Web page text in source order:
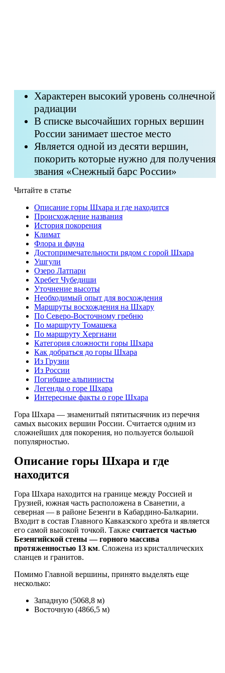
Характерен высокий уровень солнечной
радиации
В списке высочайших горных вершин
России занимает шестое место
Является одной из десяти вершин,
покорить которые нужно для получения
звания «Снежный барс России»
Читайте в статье
Описание горы Шхара и где находится
Происхождение названия
История покорения
Климат
Флора и фауна
Достопримечательности рядом с горой Шхара
Ушгули
Озеро Латпари
Хребет Чубедиши
Уточнение высоты
Необходимый опыт для восхождения
Маршруты восхождения на Шхару
По Северо-Восточному гребню
По маршруту Томашека
По маршруту Хергиани
Категория сложности горы Шхара
Как добраться до горы Шхара
Из Грузии
Из России
Погибшие альпинисты
Легенды о горе Шхара
Интересные факты о горе Шхара
Гора Шхара — знаменитый пятитысячник из перечня
самых высоких вершин России. Считается одним из
сложнейших для покорения, но пользуется большой
популярностью.
Описание горы Шхара и где
находится
Гора Шхара находится на границе между Россией и
Грузией, южная часть расположена в Сванетии, а
северная — в районе Безенги в Кабардино-Балкарии.
Входит в состав Главного Кавказского хребта и является
его самой высокой точкой. Также считается частью
Безенгийской стены — горного массива
протяженностью 13 км. Сложена из кристаллических
сланцев и гранитов.
Помимо Главной вершины, принято выделять еще
несколько:
Западную (5068,8 м)
Восточную (4866,5 м)